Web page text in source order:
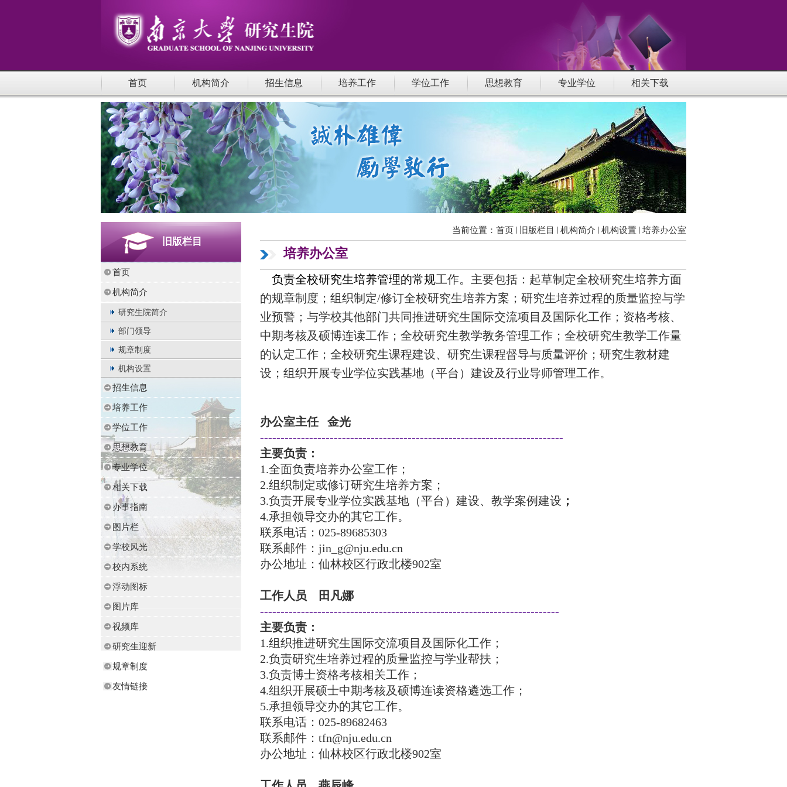
首页 机构简介 招生信息 培养工作 学位工作 思想教育 专业学位 相关下载
旧版栏目
首页
机构简介
研究生院简介
部门领导
规章制度
机构设置
招生信息
培养工作
学位工作
思想教育
专业学位
相关下载
办事指南
图片栏
学校风光
校内系统
浮动图标
图片库
视频库
研究生迎新
规章制度
友情链接
当前位置： 首页 旧版栏目 机构简介 机构设置 培养办公室
培养办公室
负责全校研究生培养管理的常规工作。主要包括：起草制定全校研究生培养方面
的规章制度； 组织制定/修订全校研究生培养方案；研究生培养过程的质量监控与学
业预警；与学校其他部门共同推进研究生国际交流项目及国际化工作；资格考核、
中期考核及硕博连读工作； 全校研究生教学教务管理工作；全校研究生教学工作量
的认定工作；全校研究生课程建设、研究生课程督导与质量评价； 研究生教材建
设；组织开展专业学位实践基地（平台）建设及行业导师管理工作。
办公室主任 金光
--------------------------------------------------------------------------
主要负责：
1.全面负责培养办公室工作；
2.组织制定或修订研究生培养方案；
3.负责开展专业学位实践基地（平台）建设、教学案例建设 ；
4.承担领导交办的其它工作。
联系电话： 025-89685303
联系邮件： jin_g@nju.edu.cn
办公地址：仙林校区行政北楼902室
工作人员 田凡娜
-------------------------------------------------------------------------
主要负责：
1.组织推进研究生国际交流项目及国际化工作；
2.负责研究生培养过程的质量监控与学业帮扶；
3.负责博士资格考核相关工作；
4.组织开展硕士中期考核及硕博连读资格遴选工作；
5.承担领导交办的其它工作。
联系电话： 025-89682463
联系邮件： tfn@nju.edu.cn
办公地址：仙林校区行政北楼902室